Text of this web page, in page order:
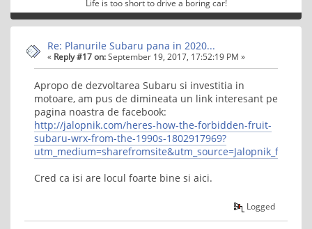
Life is too short to drive a boring car!
Re: Planurile Subaru pana in 2020...
« Reply #17 on:September 19, 2017, 17:52:19 PM »
Apropo de dezvoltarea Subaru si investitia in
motoare, am pus de dimineata un link interesant pe
pagina noastra de facebook:
http://jalopnik.com/heres-how-the-forbidden-fruit-
subaru-wrx-from-the-1990s-1802917969?
Cred ca isi are locul foarte bine si aici.
Logged